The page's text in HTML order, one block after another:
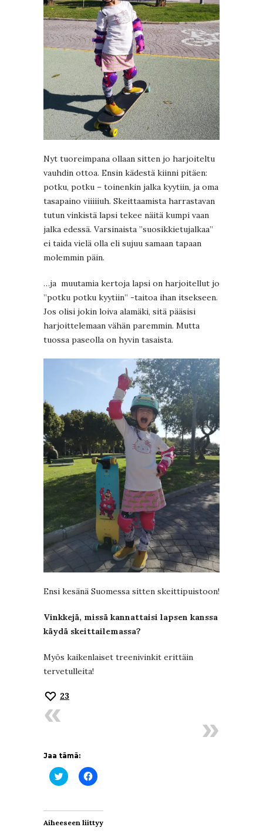
Nyt tuoreimpana ollaan sitten jo harjoiteltu
vauhdin ottoa. Ensin kädestä kiinni pitäen:
potku, potku – toinenkin jalka kyytiin, ja oma
tasapaino viiiiiuh. Skeittaamista harrastavan
tutun vinkistä lapsi tekee näitä kumpi vaan
jalka edessä. Varsinaista ”suosikkietujalkaa”
ei taida vielä olla eli sujuu samaan tapaan
molemmin päin.
…ja muutamia kertoja lapsi on harjoitellut jo
”potku potku kyytiin” -taitoa ihan itsekseen.
Jos olisi jokin loiva alamäki, sitä pääsisi
harjoittelemaan vähän paremmin. Mutta
tuossa paseolla on hyvin tasaista.
Ensi kesänä Suomessa sitten skeittipuistoon!
Vinkkejä, missä kannattaisi lapsen kanssa
käydä skeittailemassa?
Myös kaikenlaiset treenivinkit erittäin
tervetulleita!
23
Jaa tämä:
Jaa
Twitterissä(Avautuu
Jaa
Facebookissa(Avautuu
Aiheeseen liittyy